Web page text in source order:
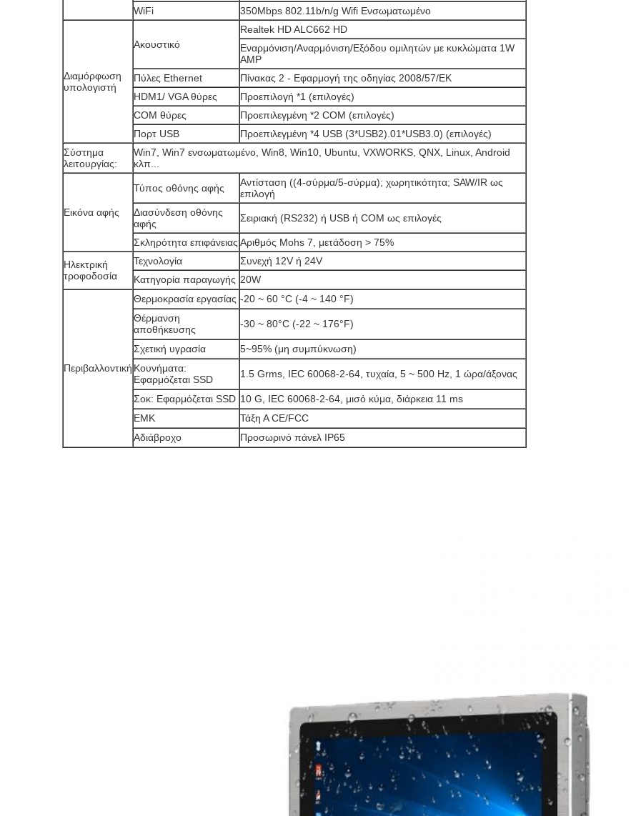
WiFi
350Mbps 802.11b/n/g Wifi Ενσωματωμένο
Διαμόρφωση
υπολογιστή
Ακουστικό
Realtek HD ALC662 HD
Εναρμόνιση/Αναρμόνιση/Εξόδου ομιλητών με κυκλώματα 1W
AMP
Πύλες Ethernet
Πίνακας 2 - Εφαρμογή της οδηγίας 2008/57/ΕΚ
HDM1/ VGA θύρες
Προεπιλογή *1 (επιλογές)
COM θύρες
Προεπιλεγμένη *2 COM (επιλογές)
Πορτ USB
Προεπιλεγμένη *4 USB (3*USB2).01*USB3.0) (επιλογές)
Σύστημα
λειτουργίας:
Win7, Win7 ενσωματωμένο, Win8, Win10, Ubuntu, VXWORKS, QNX, Linux, Android
κλπ...
Εικόνα αφής
Τύπος οθόνης αφής
Αντίσταση ((4-σύρμα/5-σύρμα); χωρητικότητα; SAW/IR ως
επιλογή
Διασύνδεση οθόνης
αφής
Σειριακή (RS232) ή USB ή COM ως επιλογές
Σκληρότητα επιφάνειας Αριθμός Mohs 7, μετάδοση > 75%
Ηλεκτρική
τροφοδοσία
Τεχνολογία
Συνεχή 12V ή 24V
Κατηγορία παραγωγής 20W
Περιβαλλοντική
Θερμοκρασία εργασίας -20 ~ 60 °C (-4 ~ 140 °F)
Θέρμανση
αποθήκευσης
-30 ~ 80°C (-22 ~ 176°F)
Σχετική υγρασία
5~95% (μη συμπύκνωση)
Κουνήματα:
Εφαρμόζεται SSD
1.5 Grms, IEC 60068-2-64, τυχαία, 5 ~ 500 Hz, 1 ώρα/άξονας
Σοκ: Εφαρμόζεται SSD 10 G, IEC 60068-2-64, μισό κύμα, διάρκεια 11 ms
ΕΜΚ
Τάξη Α CE/FCC
Αδιάβροχο
Προσωρινό πάνελ IP65